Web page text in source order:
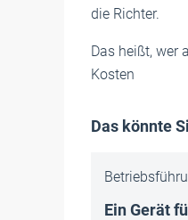
die Richter.
Das heißt, wer
Kosten
Das könnte
Ein Gerät